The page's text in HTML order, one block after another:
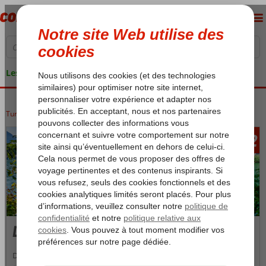
Les garanties de vacances
Turquie Côte Égéenne Dalyan
àpd 262
Dalyan
Découvrez Dalyan, joyau de la côte sud-ouest de la Turquie. La